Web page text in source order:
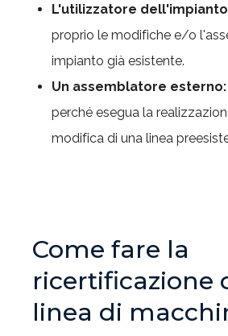
L'utilizzatore
proprio le modifiche e/o
impianto già esistente.
Un assemblatore esterno:
perché esegua la
modifica di una linea
Come fare la
ricertificazione
linea di